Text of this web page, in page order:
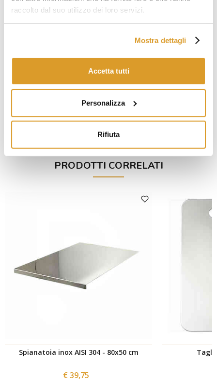
raccolto dal suo utilizzo dei loro servizi.
Mostra dettagli
Accetta tutti
Personalizza
Rifiuta
vigenti
realizzato in acciaio inox, è consigliato il lavaggio a mano con
acqua calda e sapone neutro, seguito da un’asciugatura
lavastoviglie per prevenire eventuali danni causati dai sali
ossidanti contenuti nei detersivi aggressivi. Per una
prolungato con sostanze acide, che potrebbero causare
leggere ossidazioni superficiali.
PRODOTTI CORRELATI
Spianatoia inox AISI 304 - 80x50 cm
€ 39,75